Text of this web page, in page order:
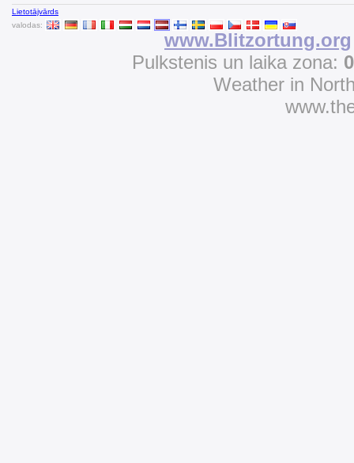
Lietotājvārds
valodas:
www.Blitzortung.org
Pulkstenis un laika zona:
Weather in